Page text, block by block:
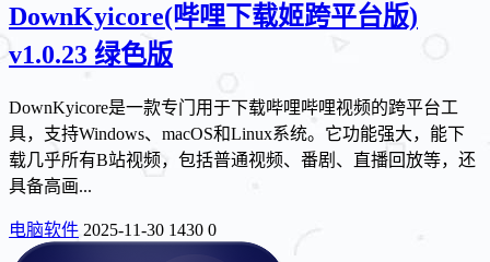
DownKyicore(哔哩下载姬跨平台版)
v1.0.23 绿色版
DownKyicore是一款专门用于下载哔哩哔哩视频的跨平台工
具，支持Windows、macOS和Linux系统。它功能强大，能下
载几乎所有B站视频，包括普通视频、番剧、直播回放等，还
具备高画...
电脑软件 2025-11-30 1430 0